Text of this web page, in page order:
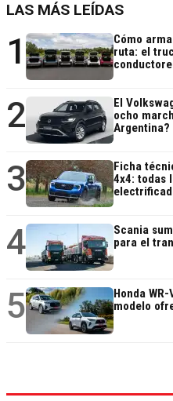
LAS MÁS LEÍDAS
1
Cómo
ruta: el
2
El
ocho
Argentina?
3
Ficha
4x4: todas
4
Scania
para el
5
Honda
modelo